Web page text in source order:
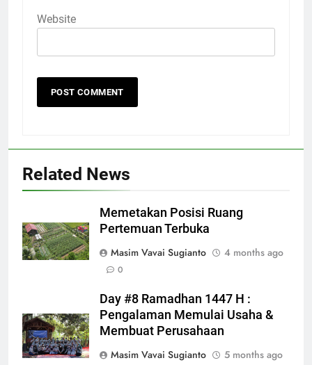
Website
Related News
Memetakan Posisi Ruang
Pertemuan Terbuka
Masim Vavai Sugianto
4 months ago
0
Day #8 Ramadhan 1447 H :
Pengalaman Memulai Usaha &
Membuat Perusahaan
Masim Vavai Sugianto
5 months ago